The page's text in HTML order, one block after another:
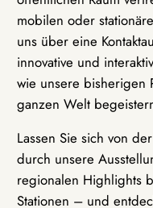
mobilen oder
uns über eine
innovative und
wie unsere bisherigen
ganzen Welt
Lassen Sie sich von
durch unsere
regionalen Highlights
Stationen – und